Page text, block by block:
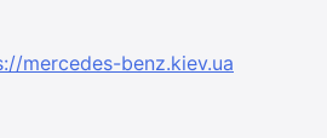
mercedes-benz.kiev.ua